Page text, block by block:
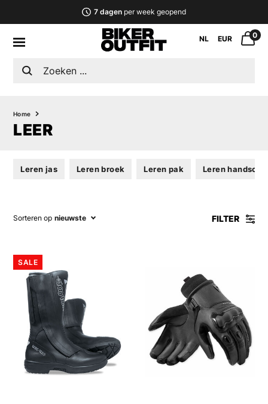
7 dagenper week geopend
NL EUR 0
Home
LEER
Leren jas Leren broek Leren pak Leren
Sorteren op nieuwste FILTER
SALE